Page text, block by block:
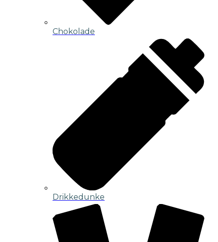
Chokolade
Drikkedunke